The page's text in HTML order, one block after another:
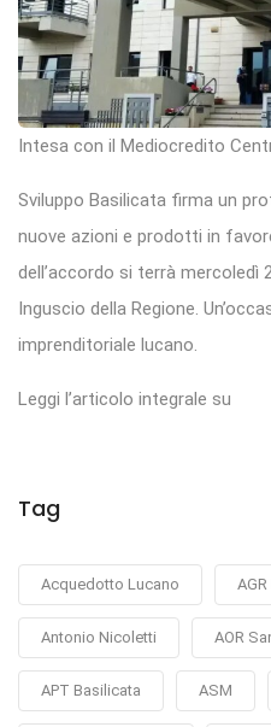
Intesa con il Mediocredito
Sviluppo Basilicata firma un
nuove azioni e prodotti in
dell’accordo si terrà mercoledì
Inguscio della Regione.
imprenditoriale lucano.
Leggi l’articolo integrale su
Tag
Acquedotto Lucano
Antonio Nicoletti AOR
APT Basilicata ASM